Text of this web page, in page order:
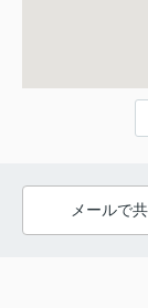
メールで